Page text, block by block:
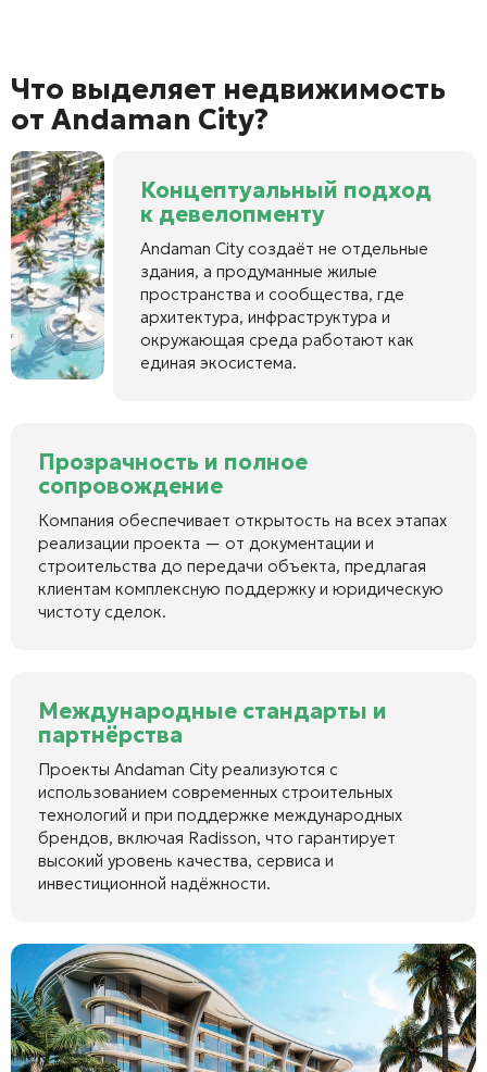
Что выделяет недвижимость
от Andaman City?
Концептуальный подход
к девелопменту
Andaman City создаёт не отдельные
здания, а продуманные жилые
пространства и сообщества, где
архитектура, инфраструктура и
окружающая среда работают как
единая экосистема.
Прозрачность и полное
сопровождение
Компания обеспечивает открытость на всех этапах
реализации проекта — от документации и
строительства до передачи объекта, предлагая
клиентам комплексную поддержку и юридическую
чистоту сделок.
Международные стандарты и
партнёрства
Проекты Andaman City реализуются с
использованием современных строительных
технологий и при поддержке международных
брендов, включая Radisson, что гарантирует
высокий уровень качества, сервиса и
инвестиционной надёжности.